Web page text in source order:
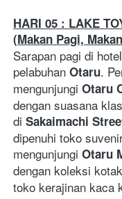
HARI 05 : LAKE
(Makan Pagi,
Sarapan pagi di
pelabuhan Otaru.
mengunjungi Otaru
dengan suasana
di Sakaimachi
dipenuhi toko
mengunjungi Otaru
dengan koleksi
toko kerajinan kaca